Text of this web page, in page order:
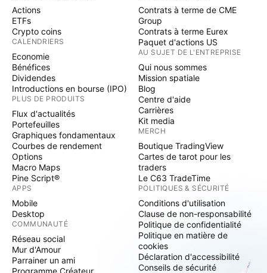
Actions
ETFs
Crypto coins
CALENDRIERS
Economie
Bénéfices
Dividendes
Introductions en bourse (IPO)
PLUS DE PRODUITS
Flux d'actualités
Portefeuilles
Graphiques fondamentaux
Courbes de rendement
Options
Macro Maps
Pine Script®
APPS
Mobile
Desktop
COMMUNAUTÉ
Réseau social
Mur d'Amour
Parrainer un ami
Programme Créateur
Contrats à terme de CME
Group
Contrats à terme Eurex
Paquet d'actions US
AU SUJET DE L'ENTREPRISE
Qui nous sommes
Mission spatiale
Blog
Centre d'aide
Carrières
Kit media
MERCH
Boutique TradingView
Cartes de tarot pour les
traders
Le C63 TradeTime
POLITIQUES & SÉCURITÉ
Conditions d'utilisation
Clause de non-responsabilité
Politique de confidentialité
Politique en matière de
cookies
Déclaration d'accessibilité
Conseils de sécurité